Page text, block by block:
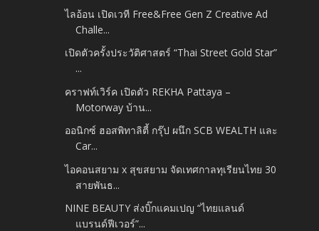
ไลอ้อน เปิดเวที Free&Free Gen Z Creative Ad
Challe...
เปิดตัวครั้งประวัติศาสตร์ “Thai Street Gold Star”
...
คราฟท์เวิร์ค เปิดตัว REKHA Pattaya –
Motorway บ้าน...
ออนิกซ์ ฮอสพิทาลิตี้ กรุ๊ป ผนึก SCB WEALTH และ
Car...
ไอคอนสยาม x สุขสยาม จัดเทศกาลทุเรียนไทย 30
สายพันธ...
NINE BEAUTY ส่งบิ๊กแคมเปญ “ไทยแลนด์
แบรนด์ฟีเวอร์”...